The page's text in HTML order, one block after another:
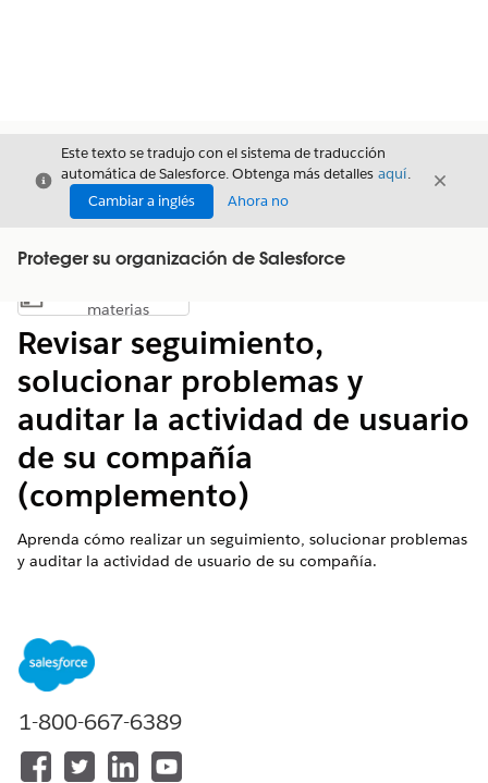
Cerrar
Este texto se tradujo con el sistema de traducción
automática de Salesforce. Obtenga más detalles aquí.
Cambiar a inglés
Ahora no
Cerrar
Proteger su organización de Salesforce
Mostrar índice de materias
materias
Revisar seguimiento,
solucionar problemas y
auditar la actividad de usuario
de su compañía
(complemento)
Aprenda cómo realizar un seguimiento, solucionar problemas
y auditar la actividad de usuario de su compañía.
monitoreo de eventos.
¡Háganos saber cómo podemos mejorar!
1-800-667-6389